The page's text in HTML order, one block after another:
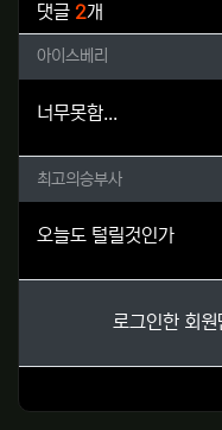
댓글 2개
아이스베리님
아이스베리
너무못함...
최고의승부사
최고의승부사
오늘도 털릴것인가
로그인한 회